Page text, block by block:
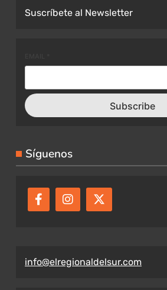
Suscríbete al Newsletter
Subscribe
Síguenos
info@elregionaldelsur.com